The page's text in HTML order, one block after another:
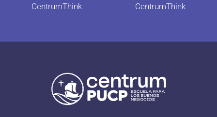
CentrumThink CentrumThink